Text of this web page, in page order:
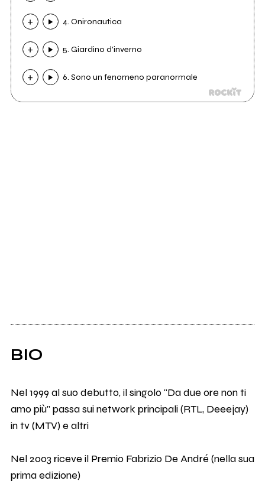
4. Onironautica
5. Giardino d'inverno
6. Sono un fenomeno paranormale
BIO
Nel 1999 al suo debutto, il singolo "Da due ore non ti
amo più" passa sui network principali (RTL, Deeejay)
in tv (MTV) e altri
Nel 2003 riceve il Premio Fabrizio De André (nella sua
prima edizione)